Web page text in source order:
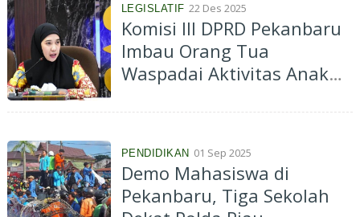
LEGISLATIF 22 Des 2025
Komisi III DPRD Pekanbaru
Imbau Orang Tua
Waspadai Aktivitas Anak
PENDIDIKAN 01 Sep 2025
Demo Mahasiswa di
Pekanbaru, Tiga Sekolah